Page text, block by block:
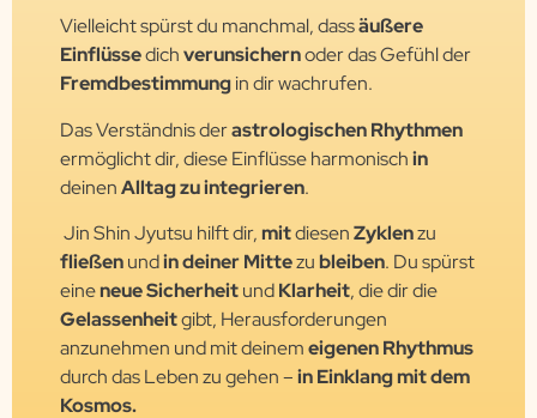
Vielleicht spürst du manchmal, dassäußere
Einflüssedichverunsichernoder das Gefühl der
Fremdbestimmungin dir wachrufen.
Das Verständnis derastrologischen Rhythmen
ermöglicht dir, diese Einflüsse harmonischin
deinenAlltag zu integrieren.
Jin Shin Jyutsu hilft dir,mitdiesenZyklenzu
fließenundin deiner Mittezubleiben. Du spürst
eineneue SicherheitundKlarheit, die dir die
Gelassenheitgibt, Herausforderungen
anzunehmen und mit deinemeigenen Rhythmus
durch das Leben zu gehen –in Einklang mit dem
Kosmos.